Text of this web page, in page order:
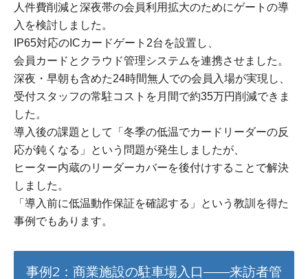
人件費削減と深夜帯の会員利用拡大のためにゲートの導
入を検討しました。
IP65対応のICカードゲート2台を設置し、
会員カードとクラウド管理システムを連携させました。
深夜・早朝も含めた24時間無人での会員入場が実現し、
受付スタッフの常駐コストを月間で約35万円削減できま
した。
導入後の課題として「冬季の低温でカードリーダーの反
応が鈍くなる」という問題が発生しましたが、
ヒーター内蔵のリーダーカバーを後付けすることで解決
しました。
「導入前に低温動作保証を確認する」という教訓を得た
事例でもあります。
事例2：商業施設の駐車場入口——来訪者管